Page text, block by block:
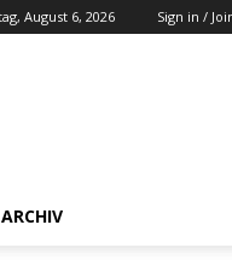
August 6, 2026 Sign in /
ARCHIV